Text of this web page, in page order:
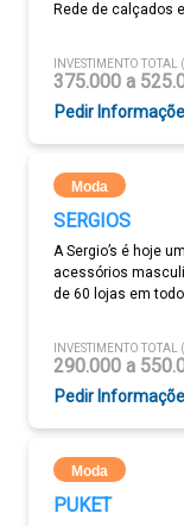
Rede de calçados
INVESTIMENTO TOTAL
375.000 a
Pedir
Moda
SERGIOS
A Sergio’s é hoje
acessórios
de 60 lojas em
INVESTIMENTO TOTAL
290.000 a
Pedir
Moda
PUKET